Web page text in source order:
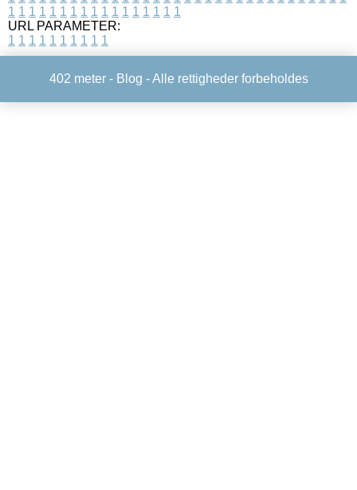
1 1 1 1 1 1 1 1 1 1 1 1 1 1 1 1 1
URL PARAMETER:
1 1 1 1 1 1 1 1 1 1
402 meter - Blog - Alle rettigheder forbeholdes